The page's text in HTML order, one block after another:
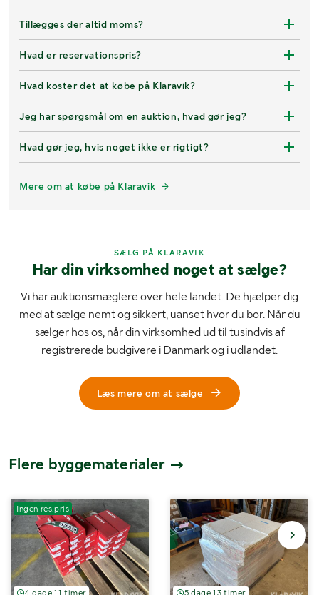
Tillægges der altid moms?
Hvad er reservationspris?
Hvad koster det at købe på Klaravik?
Jeg har spørgsmål om en auktion, hvad gør jeg?
Hvad gør jeg, hvis noget ikke er rigtigt?
Mere om at købe på Klaravik
SÆLG PÅ KLARAVIK
Har din virksomhed noget at sælge?
Vi har auktionsmæglere over hele landet. De hjælper dig
med at sælge nemt og sikkert, uanset hvor du bor. Når du
sælger hos os, når din virksomhed ud til tusindvis af
registrerede budgivere i Danmark og i udlandet.
Læs mere om at sælge
Flere byggematerialer
Ingen res.pris
4 dage 11 timer 5 dage 13 timer